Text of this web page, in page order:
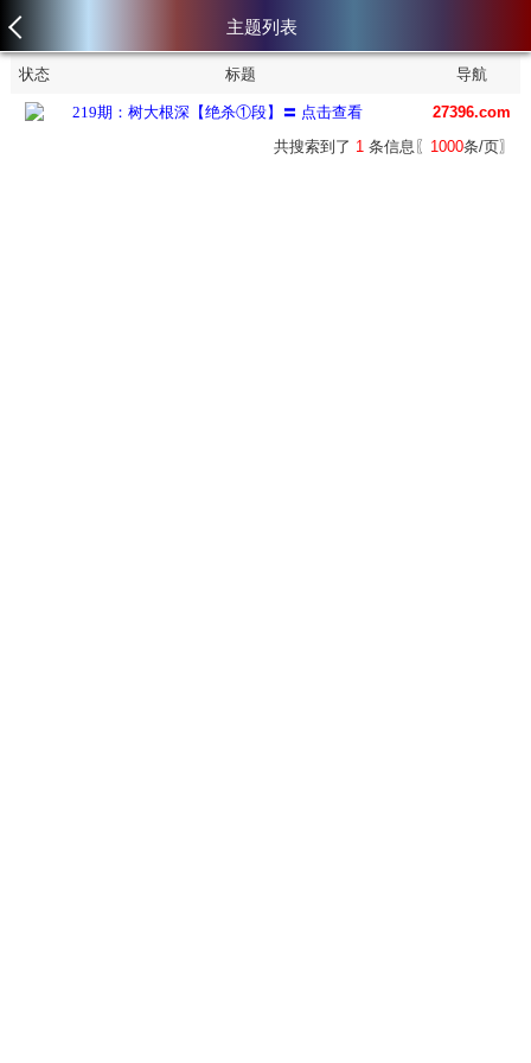
主题列表
状态 标题 导航
219期：树大根深【绝杀①段】〓 点击查看
27396.com
共搜索到了 1 条信息〖 1000条/页〗